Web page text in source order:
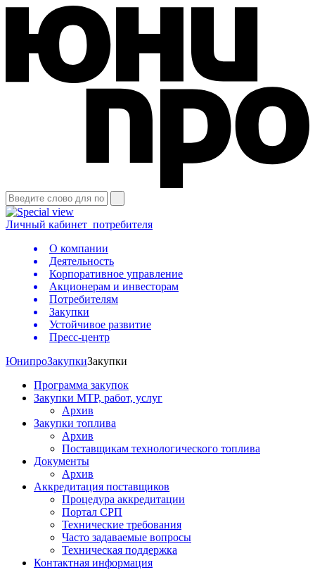
Личный кабинет потребителя
О компании
Деятельность
Корпоративное управление
Акционерам и инвесторам
Потребителям
Закупки
Устойчивое развитие
Пресс-центр
ЮнипроЗакупкиЗакупки
Программа закупок
Закупки МТР, работ, услуг
Архив
Закупки топлива
Архив
Поставщикам технологического топлива
Документы
Архив
Аккредитация поставщиков
Процедура аккредитации
Портал СРП
Технические требования
Часто задаваемые вопросы
Техническая поддержка
Контактная информация